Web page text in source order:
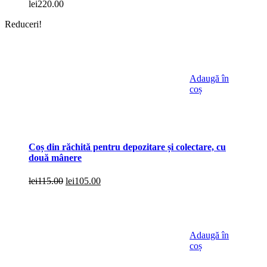
lei220.00
Reduceri!
Adaugă în
coș
Coș din răchită pentru depozitare și colectare, cu
două mânere
lei115.00 Prețul
lei105.00Prețul
Adaugă în
coș